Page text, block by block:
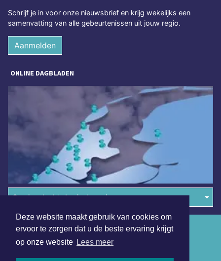
Deze website maakt gebruik van cookies om
ervoor te zorgen dat u de beste ervaring krijgt
op onze website Lees meer
Schrijf je in voor onze nieuwsbrief en krijg wekelijks een
samenvatting van alle gebeurtenissen uit jouw regio.
Aanmelden
ONLINE DAGBLADEN
Overige dagbladen in de regio
Algemene voorwaarden
Disclaimer